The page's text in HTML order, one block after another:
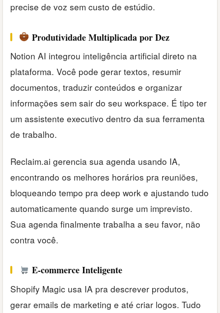
precise de voz sem custo de estúdio.
Produtividade Multiplicada por Dez
Notion AI integrou inteligência artificial direto na
plataforma. Você pode gerar textos, resumir
documentos, traduzir conteúdos e organizar
informações sem sair do seu workspace. É tipo ter
um assistente executivo dentro da sua ferramenta
de trabalho.
Reclaim.ai gerencia sua agenda usando IA,
encontrando os melhores horários pra reuniões,
bloqueando tempo pra deep work e ajustando tudo
automaticamente quando surge um imprevisto.
Sua agenda finalmente trabalha a seu favor, não
contra você.
E-commerce Inteligente
Shopify Magic usa IA pra descrever produtos,
gerar emails de marketing e até criar logos. Tudo